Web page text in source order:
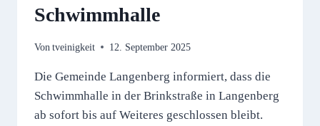
Schwimmhalle
Von tveinigkeit 12. September 2025
Die Gemeinde Langenberg informiert, dass die
Schwimmhalle in der Brinkstraße in Langenberg
ab sofort bis auf Weiteres geschlossen bleibt.